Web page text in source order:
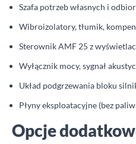
Szafa potrzeb własnych i
Wibroizolatory, tłumik,
Sterownik AMF 25 z
Wyłącznik mocy, sygnał
Układ podgrzewania bloku
Płyny eksploatacyjne (bez
Opcje